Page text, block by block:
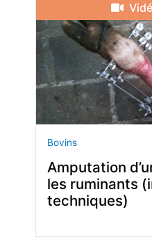
Bovins
Amputation
les ruminants
techniques)